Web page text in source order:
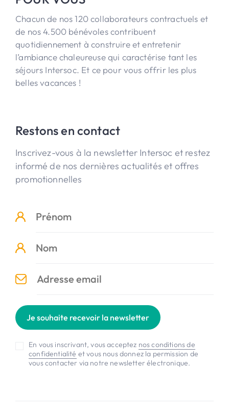
Chacun de nos 120 collaborateurs contractuels et
de nos 4.500 bénévoles contribuent
quotidiennement à construire et entretenir
l’ambiance chaleureuse qui caractérise tant les
séjours Intersoc. Et ce pour vous offrir les plus
belles vacances !
Restons en contact
Inscrivez-vous à la newsletter Intersoc et restez
informé de nos dernières actualités et offres
promotionnelles
Je souhaite recevoir la newsletter
En vous inscrivant, vous acceptez nos conditions de
confidentialité et vous nous donnez la permission de
vous contacter via notre newsletter électronique.